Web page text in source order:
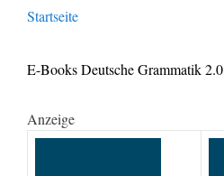
Startseite
E-Books Deutsche Grammatik 2.0
Anzeige